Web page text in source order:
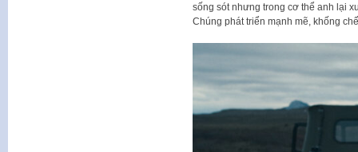
sống sót nhưng trong cơ thể anh lại
Chúng phát triển mạnh mẽ, khống